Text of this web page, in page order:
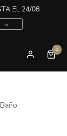
EL 24/08
0
Baño